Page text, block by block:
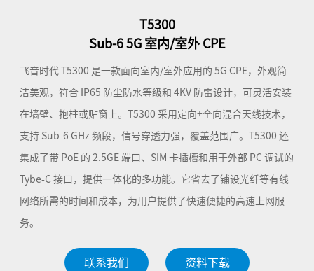
T5300
Sub-6 5G 室内/室外 CPE
飞音时代 T5300 是一款面向室内/室外应用的 5G CPE，外观简
洁美观，符合 IP65 防尘防水等级和 4KV 防雷设计，可灵活安装
在墙壁、抱柱或贴窗上。T5300 采用定向+全向混合天线技术，
支持 Sub-6 GHz 频段，信号穿透力强，覆盖范围广。T5300 还
集成了带 PoE 的 2.5GE 端口、SIM 卡插槽和用于外部 PC 调试的
Tybe-C 接口，提供一体化的多功能。它省去了铺设光纤等有线
网络所需的时间和成本，为用户提供了快速便捷的高速上网服
务。
联系我们 资料下载